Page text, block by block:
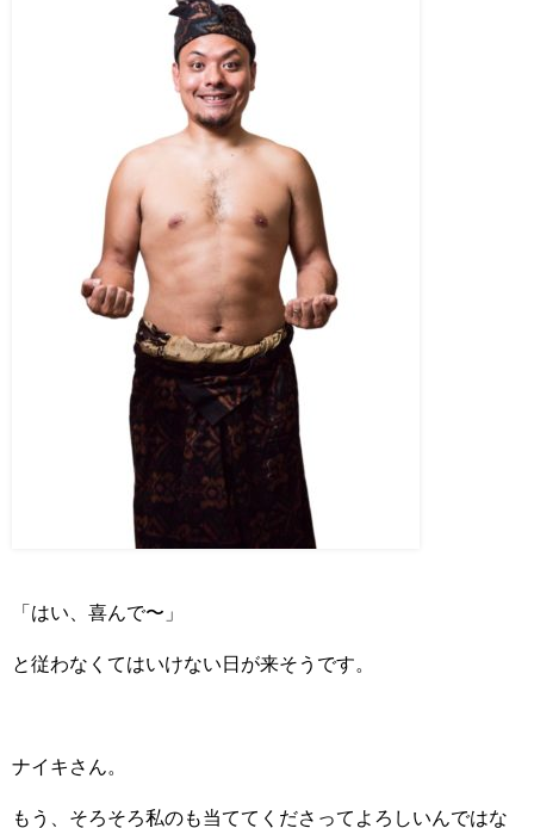
「はい、喜んで〜」
と従わなくてはいけない日が来そうです。
ナイキさん。
もう、そろそろ私のも当ててくださってよろしいんではな